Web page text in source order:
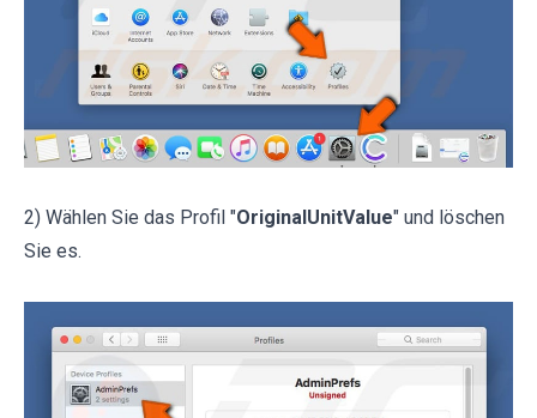
2) Wählen Sie das Profil "OriginalUnitValue" und löschen
Sie es.